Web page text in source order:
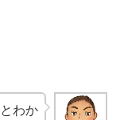
とわか